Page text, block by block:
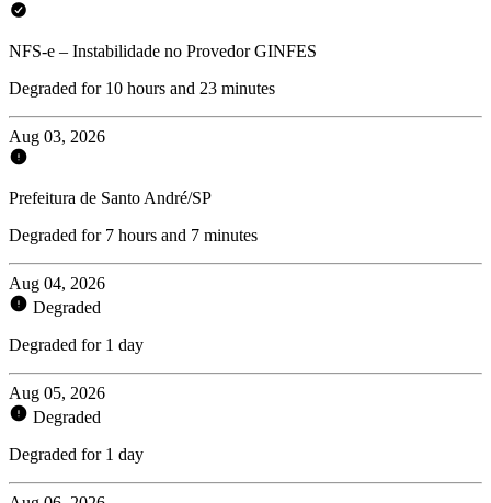
NFS-e – Instabilidade no Provedor GINFES
Degraded for 10 hours and 23 minutes
Aug 03, 2026
Prefeitura de Santo André/SP
Degraded for 7 hours and 7 minutes
Aug 04, 2026
Degraded
Degraded for 1 day
Aug 05, 2026
Degraded
Degraded for 1 day